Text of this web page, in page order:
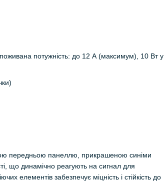
потужність: до 12 А (максимум), 10 Вт у
передньою панеллю, прикрашеною синіми
що динамічно реагують на сигнал для
елементів забезпечує міцність і стійкість до